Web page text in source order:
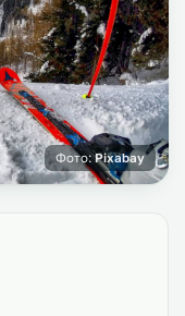
Фото:Pixabay